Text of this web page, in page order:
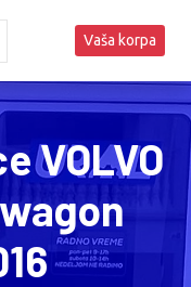
Vaša korpa
VOLVO